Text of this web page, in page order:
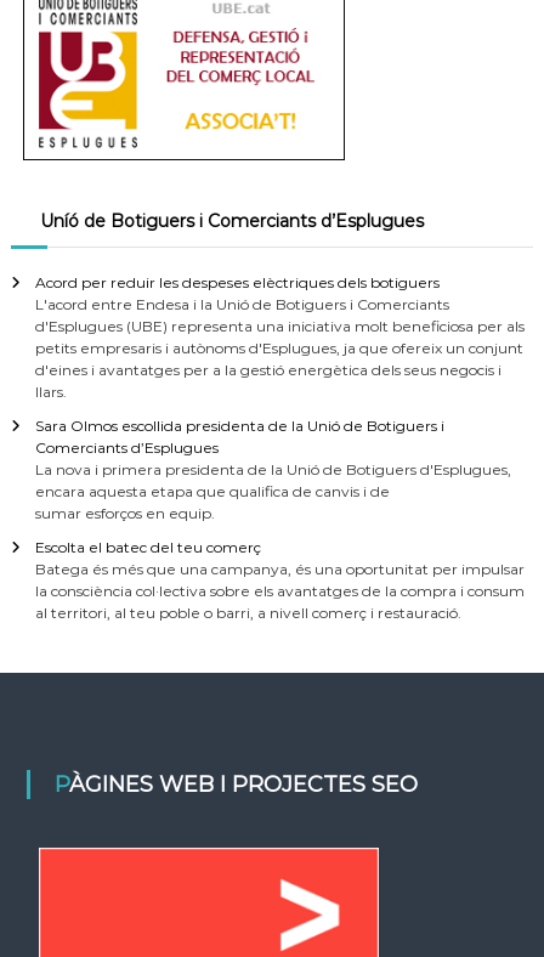
Uníó de Botiguers i Comerciants d’Esplugues
Acord per reduir les despeses elèctriques dels botiguers
L'acord entre Endesa i la Unió de Botiguers i Comerciants
d'Esplugues (UBE) representa una iniciativa molt beneficiosa per als
petits empresaris i autònoms d'Esplugues, ja que ofereix un conjunt
d'eines i avantatges per a la gestió energètica dels seus negocis i
llars.
Sara Olmos escollida presidenta de la Unió de Botiguers i
Comerciants d’Esplugues
La nova i primera presidenta de la Unió de Botiguers d'Esplugues,
encara aquesta etapa que qualifica de canvis i de
sumar esforços en equip.
Escolta el batec del teu comerç
Batega és més que una campanya, és una oportunitat per impulsar
la consciència col·lectiva sobre els avantatges de la compra i consum
al territori, al teu poble o barri, a nivell comerç i restauració.
PÀGINES WEB I PROJECTES SEO